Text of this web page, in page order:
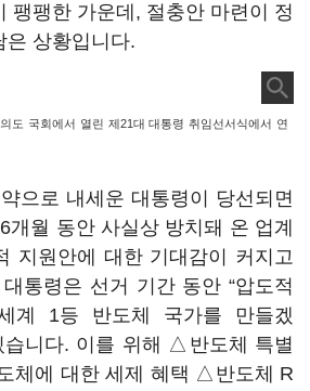
팽팽한 가운데, 절충안 마련이 정
은 상황입니다.
도 국회에서 열린 제21대 대통령 취임선서식에서 연
으로 내세운 대통령이 당선되면
개월 동안 사실상 방치돼 온 업계
지원안에 대한 기대감이 커지고
통령은 선거 기간 동안 “압도적
계 1등 반도체 국가를 만들겠
습니다. 이를 위해 △반도체 특별
체에 대한 세제 혜택 △반도체 R